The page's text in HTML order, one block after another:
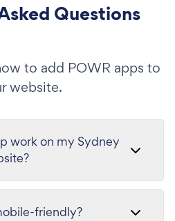
Questions
to add POWR apps to
website.
work on my Sydney
friendly?